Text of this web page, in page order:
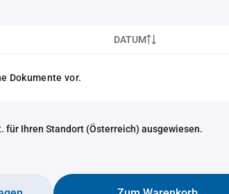
DATUM
Dokumente vor.
für Ihren Standort (Österreich) ausgewiesen.